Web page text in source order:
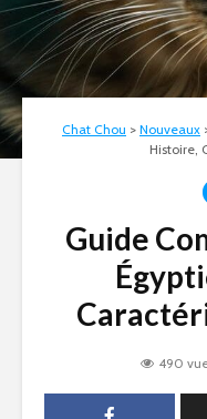
Chat Chou > Nouveaux
Histoire,
Guide
490